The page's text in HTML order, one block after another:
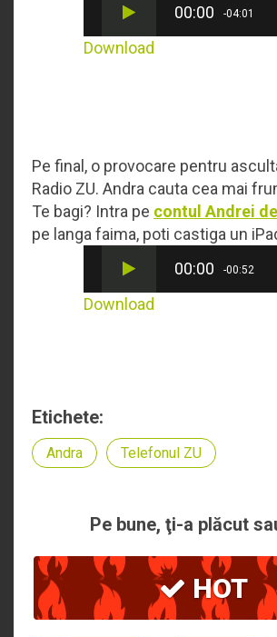
00:00
-04:01
Download
Pe final, o provocare pentru
Radio ZU. Andra cauta cea mai
Te bagi? Intra pe contul Andrei
pe langa faima, poti castiga un
00:00
-00:52
Download
Etichete:
Andra Telefonul ZU
Pe bune, ţi-a plăcut
HOT